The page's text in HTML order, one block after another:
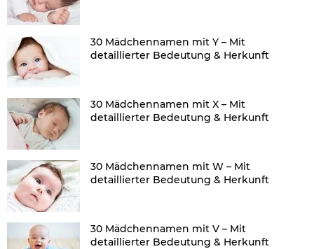
30 Mädchennamen mit Y – Mit
detaillierter Bedeutung & Herkunft
30 Mädchennamen mit X – Mit
detaillierter Bedeutung & Herkunft
30 Mädchennamen mit W – Mit
detaillierter Bedeutung & Herkunft
30 Mädchennamen mit V – Mit
detaillierter Bedeutung & Herkunft